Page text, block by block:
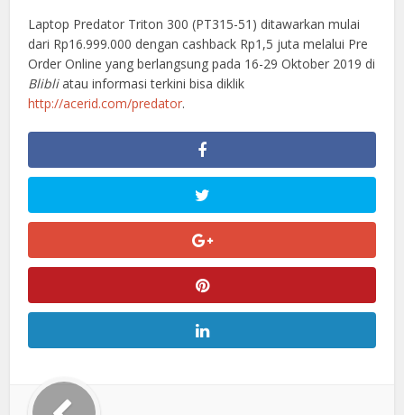
Laptop Predator Triton 300 (PT315-51) ditawarkan mulai
dari Rp16.999.000 dengan cashback Rp1,5 juta melalui Pre
Order Online yang berlangsung pada 16-29 Oktober 2019 di
Blibliatau informasi terkini bisa diklik
http://acerid.com/predator.